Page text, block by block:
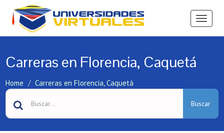
Ver
Carreras en Florencia, Caquetá
Home Carreras en Florencia, Caquetá
Buscar